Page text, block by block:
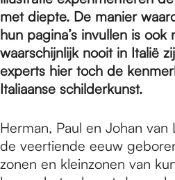
a
g
e
met diepte. De manier
hun pagina’s invullen is ook
waarschijnlijk nooit in Italië
experts hier toch de
Italiaanse schilderkunst.
Herman, Paul en Johan
de veertiende eeuw
zonen en kleinzonen van